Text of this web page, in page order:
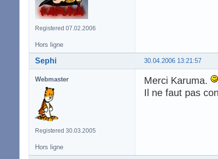
Registered 07.02.2006
Hors ligne
30.04.2006 13:21:57
Sephi
Webmaster
Registered 30.03.2005
Merci Karuma.
Il ne faut pas
Hors ligne